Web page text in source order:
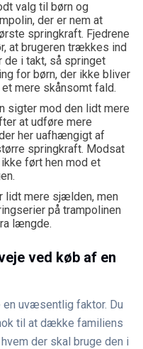
valg til børn og
der er nem at
springkraft. Fjedrene
at brugeren trækkes ind
de i takt, så springet
for børn, der ikke bliver
mere skånsomt fald.
sigter mod den lidt mere
at udføre mere
her uafhængigt af
springkraft. Modsat
ført hen mod et
lidt mere sjælden, men
på trampolinen
længde.
ved køb af en
uvæsentlig faktor. Du
til at dække familiens
der skal bruge den i